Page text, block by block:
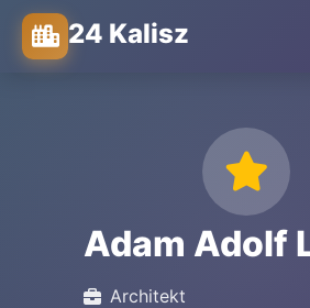
24 Kalisz
Adam Adolf
Architekt